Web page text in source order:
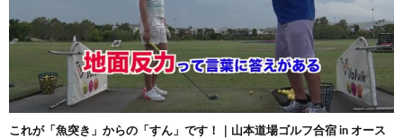
これが「魚突き」からの「すん」です！｜山本道場ゴルフ合宿 in オース